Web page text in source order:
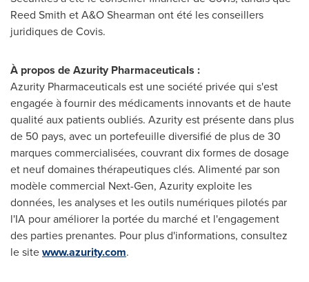
Reed Smith et A&O Shearman ont été les conseillers
juridiques de Covis.
À propos de Azurity Pharmaceuticals :
Azurity Pharmaceuticals est une société privée qui s'est
engagée à fournir des médicaments innovants et de haute
qualité aux patients oubliés. Azurity est présente dans plus
de 50 pays, avec un portefeuille diversifié de plus de 30
marques commercialisées, couvrant dix formes de dosage
et neuf domaines thérapeutiques clés. Alimenté par son
modèle commercial Next-Gen, Azurity exploite les
données, les analyses et les outils numériques pilotés par
l'IA pour améliorer la portée du marché et l'engagement
des parties prenantes. Pour plus d'informations, consultez
le sitewww.azurity.com.